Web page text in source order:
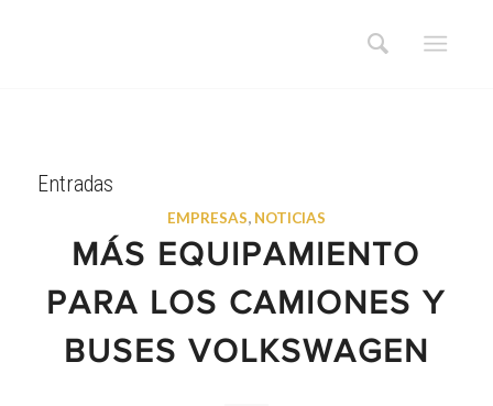
Entradas
EMPRESAS, NOTICIAS
MÁS EQUIPAMIENTO
PARA LOS CAMIONES Y
BUSES VOLKSWAGEN